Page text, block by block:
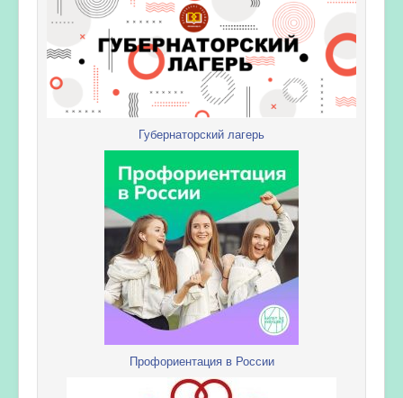
Губернаторский лагерь
Профориентация в России